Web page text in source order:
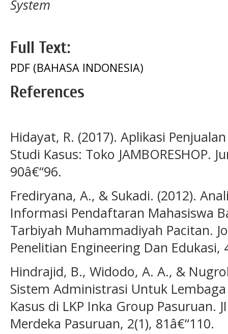
System
Full Text:
PDF (BAHASA INDONESIA)
References
Hidayat, R. (2017). Aplikasi
Studi Kasus: Toko JAMBORESHOP.
90â€“96.
Frediryana, A., & Sukadi. (2012).
Informasi Pendaftaran Mahasiswa
Tarbiyah Muhammadiyah Pacitan.
Penelitian Engineering Dan Edukasi,
Hindrajid, B., Widodo, A. A., &
Sistem Administrasi Untuk
Kasus di LKP Inka Group Pasuruan.
Merdeka Pasuruan, 2(1), 81â€“110.